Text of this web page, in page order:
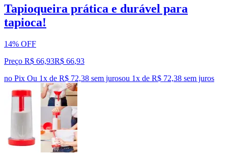
Tapioqueira prática e durável para
tapioca!
14% OFF
Preço R$ 66,93R$ 66,93
no Pix Ou 1x de R$ 72,38 sem jurosou 1x de R$ 72,38 sem juros